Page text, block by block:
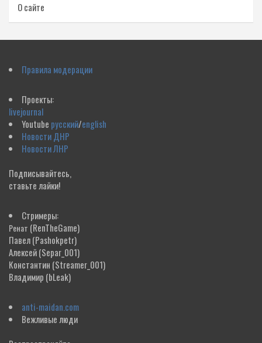
О сайте
Правила модерации
Проекты:
livejournal
Youtube русский/english
Новости ДНР
Новости ЛНР
Подписывайтесь,
ставьте лайки!
Стримеры:
Ренат (RenTheGame)
Павел(Pashokpetr)
Алексей(Separ_001)
Константин (Streamer_001)
Владимир (bLeak)
anti-maidan.com
Вежливые люди